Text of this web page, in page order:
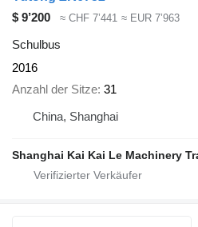
$ 9’200
≈ CHF 7’441 ≈ EUR 7’963
Schulbus
2016
Anzahl der Sitze 31
China, Shanghai
Shanghai Kai Kai Le Machinery